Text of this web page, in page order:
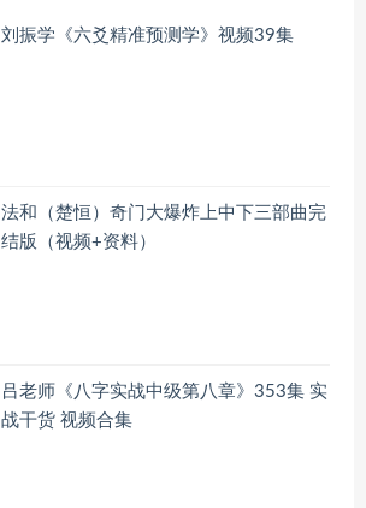
刘振学《六爻精准预测学》视频39集
法和（楚恒）奇门大爆炸上中下三部曲完
结版（视频+资料）
吕老师《八字实战中级第八章》353集 实
战干货 视频合集